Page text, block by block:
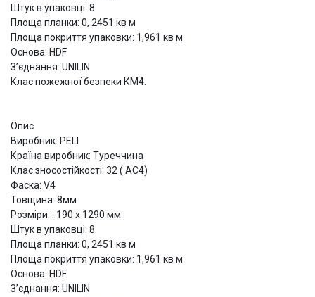
Штук в упаковці: 8
Площа планки: 0, 2451 кв м
Площа покриття упаковки: 1,961 кв м
Основа: HDF
З’єднання: UNILIN
Клас пожежної безпеки КМ4.
Опис
Виробник: PELI
Країна виробник: Туреччина
Клас зносостійкості: 32 ( АС4)
Фаска: V4
Товщина: 8мм
Розміри: : 190 х 1290 мм
Штук в упаковці: 8
Площа планки: 0, 2451 кв м
Площа покриття упаковки: 1,961 кв м
Основа: HDF
З’єднання: UNILIN